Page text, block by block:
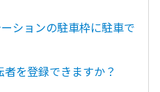
ションの駐車枠に駐車で
を登録できますか？